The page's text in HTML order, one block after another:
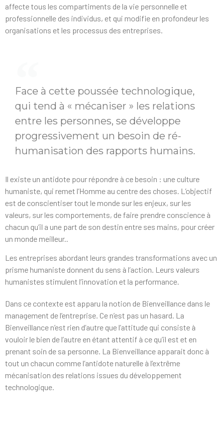
affecte tous les compartiments de la vie personnelle et
professionnelle des individus, et qui modifie en profondeur les
organisations et les processus des entreprises.
Face à cette poussée technologique,
qui tend à « mécaniser » les relations
entre les personnes, se développe
progressivement un besoin de ré-
humanisation des rapports humains.
Il existe un antidote pour répondre à ce besoin : une culture
humaniste, qui remet l’Homme au centre des choses. L’objectif
est de conscientiser tout le monde sur les enjeux, sur les
valeurs, sur les comportements, de faire prendre conscience à
chacun qu’il a une part de son destin entre ses mains, pour créer
un monde meilleur..
Les entreprises abordant leurs grandes transformations avec un
prisme humaniste donnent du sens à l’action. Leurs valeurs
humanistes stimulent l’innovation et la performance.
Dans ce contexte est apparu la notion de Bienveillance dans le
management de l’entreprise. Ce n’est pas un hasard. La
Bienveillance n’est rien d’autre que l’attitude qui consiste à
vouloir le bien de l’autre en étant attentif à ce qu’il est et en
prenant soin de sa personne. La Bienveillance apparait donc à
tout un chacun comme l’antidote naturelle à l’extrême
mécanisation des relations issues du développement
technologique.